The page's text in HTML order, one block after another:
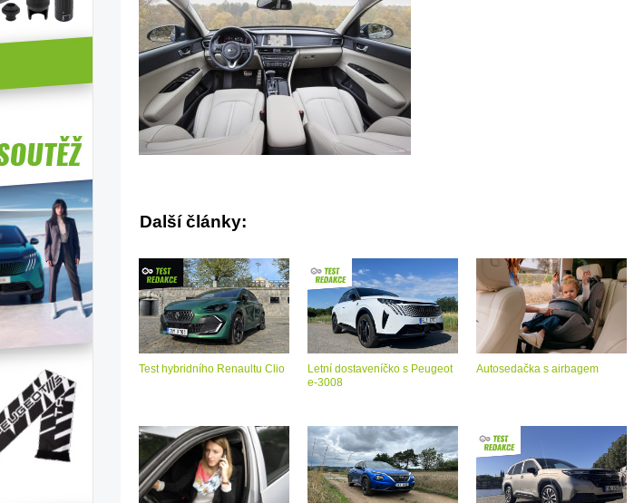
Další články:
Test hybridního Renaultu Clio
Letní dostaveníčko s Peugeot
e-3008
Autosedačka s airbagem